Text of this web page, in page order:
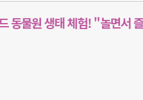
동물원 생태 체험! "놀면서